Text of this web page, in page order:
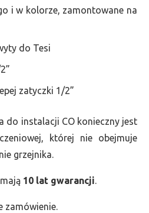
i w kolorze, zamontowane na
do Tesi
zatyczki 1/2”
do instalacji CO konieczny jest
której nie obejmuje
grzejnika.
10 lat gwarancji.
zamówienie.